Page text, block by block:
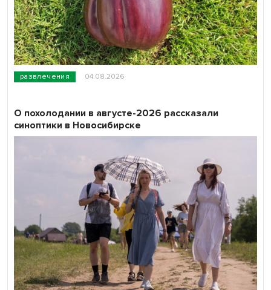
развлечения 04.08.2026
О похолодании в августе-2026 рассказали
синоптики в Новосибирске